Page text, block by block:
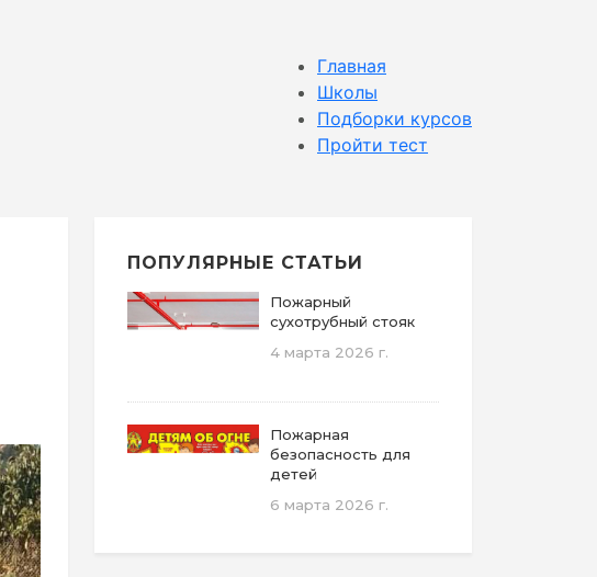
Главная
Школы
Подборки курсов
Пройти тест
ПОПУЛЯРНЫЕ СТАТЬИ
Пожарный
сухотрубный стояк
4 марта 2026 г.
Пожарная
безопасность для
детей
6 марта 2026 г.